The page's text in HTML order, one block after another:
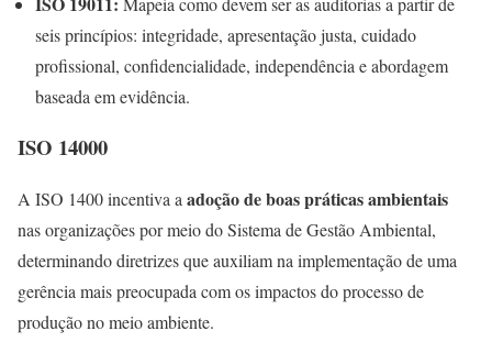
seis princípios: integridade, apresentação justa, cuidado
profissional, confidencialidade, independência e abordagem
baseada em evidência.
ISO 14000
A ISO 1400 incentiva a adoção de boas práticas ambientais
nas organizações por meio do Sistema de Gestão Ambiental,
determinando diretrizes que auxiliam na implementação de uma
gerência mais preocupada com os impactos do processo de
produção no meio ambiente.